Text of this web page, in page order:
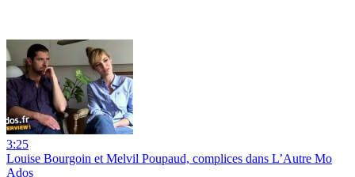
3:25
Louise Bourgoin et Melvil Poupaud, complices dans L’Autre Mo
Ados